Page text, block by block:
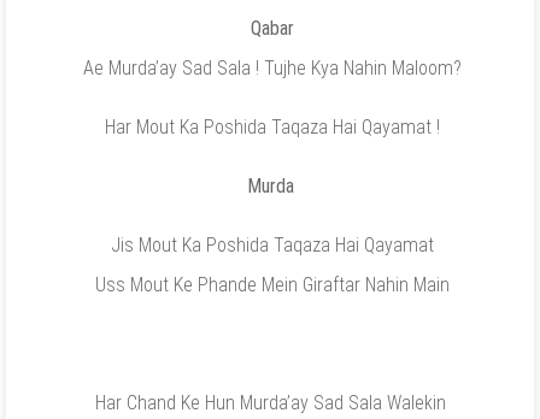
Qabar
Ae Murda’ay Sad Sala ! Tujhe Kya Nahin Maloom?
Har Mout Ka Poshida Taqaza Hai Qayamat !
Murda
Jis Mout Ka Poshida Taqaza Hai Qayamat
Uss Mout Ke Phande Mein Giraftar Nahin Main
Har Chand Ke Hun Murda’ay Sad Sala Walekin